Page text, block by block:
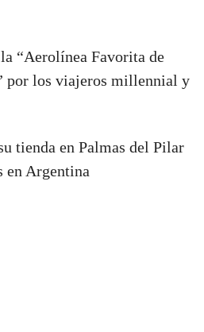
“Aerolínea Favorita de
por los viajeros millennial y
tienda en Palmas del Pilar
en Argentina